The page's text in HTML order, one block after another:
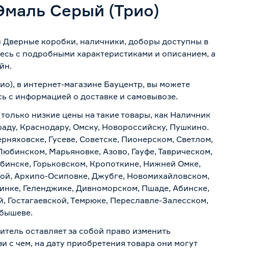
Серый (Трио)
Дверные коробки, наличники, доборы доступны в
с подробными характеристиками и описанием, а
в интернет-магазине Бауцентр, вы можете
с информацией о доставке и самовывозе.
низкие цены на такие товары, как Наличник
Краснодару, Омску, Новороссийску, Пушкино.
Гусеве, Советске, Пионерском, Светлом,
Марьяновке, Азово, Гауфе, Таврическом,
Горьковском, Кропоткине, Нижней Омке,
Архипо-Осиповке, Джубге, Новомихайловском,
Геленджике, Дивноморском, Пшаде, Абинске,
Темрюке, Переславле-Залесском,
оставляет за собой право изменить
с чем, на дату приобретения товара они могут